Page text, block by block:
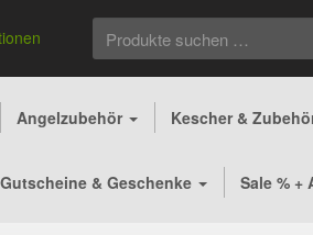
nach:
Angelzubehör Kescher &
Gutscheine & Geschenke Sale % +